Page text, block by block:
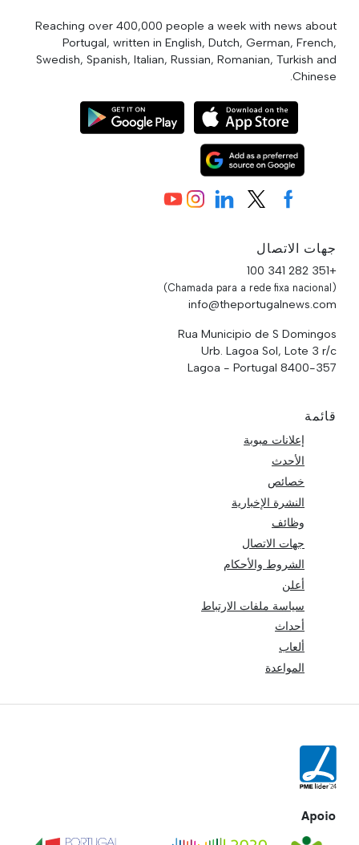
Reaching over 400,000 people a week with news about
Portugal, written in English, Dutch, German, French,
Swedish, Spanish, Italian, Russian, Romanian, Turkish and
Chinese.
جهات الاتصال
+351 282 341 100
(Chamada para a rede fixa nacional)
info@theportugalnews.com
Rua Municipio de S Domingos
Urb. Lagoa Sol, Lote 3 r/c
8400-357 Lagoa - Portugal
قائمة
إعلانات مبوبة
الأحدث
خصائص
النشرة الإخبارية
وظائف
جهات الاتصال
الشروط والأحكام
أعلن
سياسة ملفات الارتباط
أحداث
ألعاب
المواعدة
Apoio